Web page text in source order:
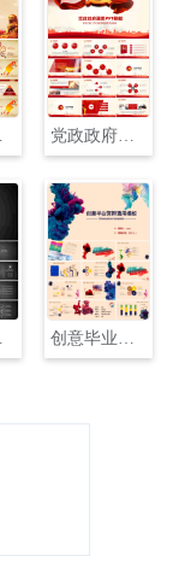
板 党政政府通用PPT模板